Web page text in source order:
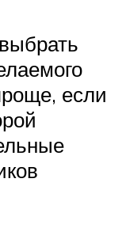
если